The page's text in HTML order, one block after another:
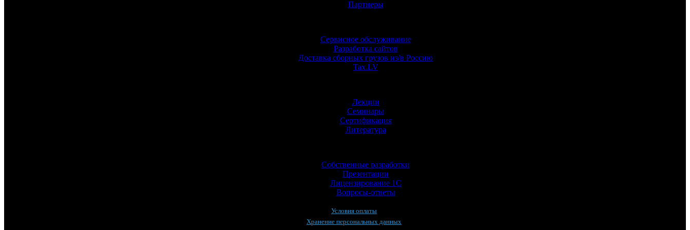
Партнеры
Сервисное обслуживание
Разработка сайтов
Доставка сборных грузов из/в Россию
Tax.LV
Лекции
Семинары
Сертификация
Литература
Собственные разработки
Презентации
Лицензирование 1С
Вопросы-ответы
Условия оплаты
Хранение персональных данных